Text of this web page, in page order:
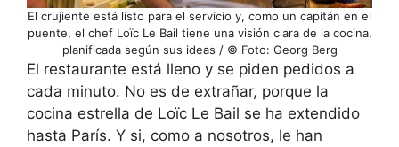
El crujiente está listo para el servicio y, como un capitán en el
puente, el chef Loïc Le Bail tiene una visión clara de la cocina,
planificada según sus ideas / © Foto: Georg Berg
El restaurante está lleno y se piden pedidos a
cada minuto. No es de extrañar, porque la
cocina estrella de Loïc Le Bail se ha extendido
hasta París. Y si, como a nosotros, le han